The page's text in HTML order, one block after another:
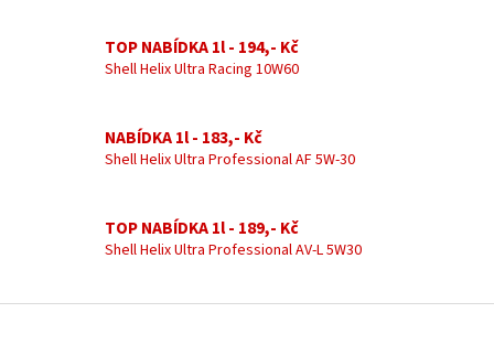
c
í
v
k
p
i
u
á
n
í
TOP NABÍDKA 1l - 194,- Kč
Shell Helix Ultra Racing 10W60
NABÍDKA 1l - 183,- Kč
Shell Helix Ultra Professional AF 5W-30
TOP NABÍDKA 1l - 189,- Kč
Shell Helix Ultra Professional AV-L 5W30